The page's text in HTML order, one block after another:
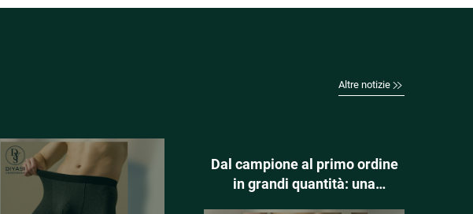
Altre notizie
Dal campione al primo ordine
in grandi quantità: una